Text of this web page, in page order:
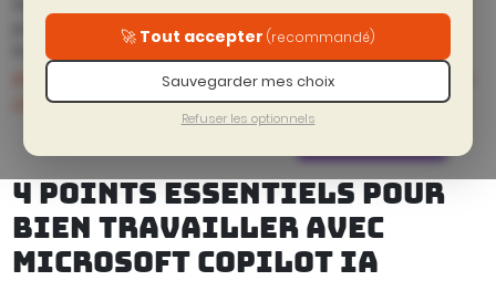
🚀 Tout accepter (recommandé)
Sauvegarder mes choix
Refuser les optionnels
points essentiels pour bien travailler avec Microsoft Copilot
Prec.
Bien configurer son
projet angular pour claude
code, copilot ou cursor
Suiv.
La mort des
développeurs-euses - vivre
sa courbe du deuil
4 POINTS ESSENTIELS POUR
BIEN TRAVAILLER AVEC
MICROSOFT COPILOT IA